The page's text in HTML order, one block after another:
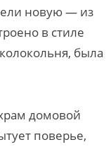
новую — из
в стиле
была
домовой
поверье,